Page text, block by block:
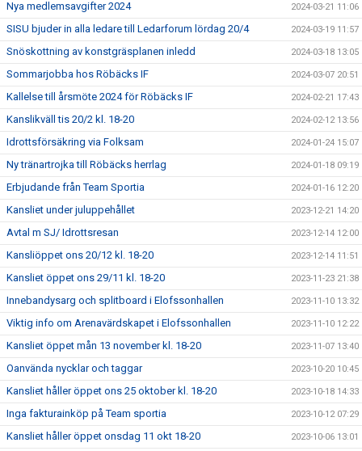
Nya medlemsavgifter 2024 2024-03-21 11:06
SISU bjuder in alla ledare till Ledarforum lördag 20/4 2024-03-19 11:57
Snöskottning av konstgräsplanen inledd 2024-03-18 13:05
Sommarjobba hos Röbäcks IF 2024-03-07 20:51
Kallelse till årsmöte 2024 för Röbäcks IF 2024-02-21 17:43
Kanslikväll tis 20/2 kl. 18-20 2024-02-12 13:56
Idrottsförsäkring via Folksam 2024-01-24 15:07
Ny tränartrojka till Röbäcks herrlag 2024-01-18 09:19
Erbjudande från Team Sportia 2024-01-16 12:20
Kansliet under juluppehållet 2023-12-21 14:20
Avtal m SJ/ Idrottsresan 2023-12-14 12:00
Kansliöppet ons 20/12 kl. 18-20 2023-12-14 11:51
Kansliet öppet ons 29/11 kl. 18-20 2023-11-23 21:38
Innebandysarg och splitboard i Elofssonhallen 2023-11-10 13:32
Viktig info om Arenavärdskapet i Elofssonhallen 2023-11-10 12:22
Kansliet öppet mån 13 november kl. 18-20 2023-11-07 13:40
Oanvända nycklar och taggar 2023-10-20 10:45
Kansliet håller öppet ons 25 oktober kl. 18-20 2023-10-18 14:33
Inga fakturainköp på Team sportia 2023-10-12 07:29
Kansliet håller öppet onsdag 11 okt 18-20 2023-10-06 13:01